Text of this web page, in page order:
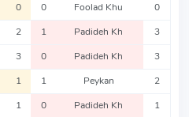
0 0 Foolad Khu 0
2 1 Padideh Kh 3
3 0 Padideh Kh 3
1 1 Peykan 2
1 0 Padideh Kh 1